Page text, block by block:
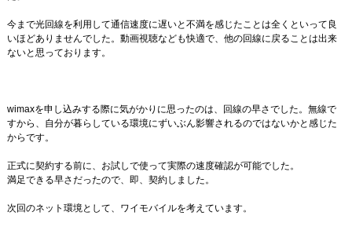
今まで光回線を利用して通信速度に遅いと不満を感じたことは全くといって良
いほどありませんでした。動画視聴なども快適で、他の回線に戻ることは出来
ないと思っております。
wimaxを申し込みする際に気がかりに思ったのは、回線の早さでした。無線で
すから、自分が暮らしている環境にずいぶん影響されるのではないかと感じた
からです。
正式に契約する前に、お試しで使って実際の速度確認が可能でした。
満足できる早さだったので、即、契約しました。
次回のネット環境として、ワイモバイルを考えています。